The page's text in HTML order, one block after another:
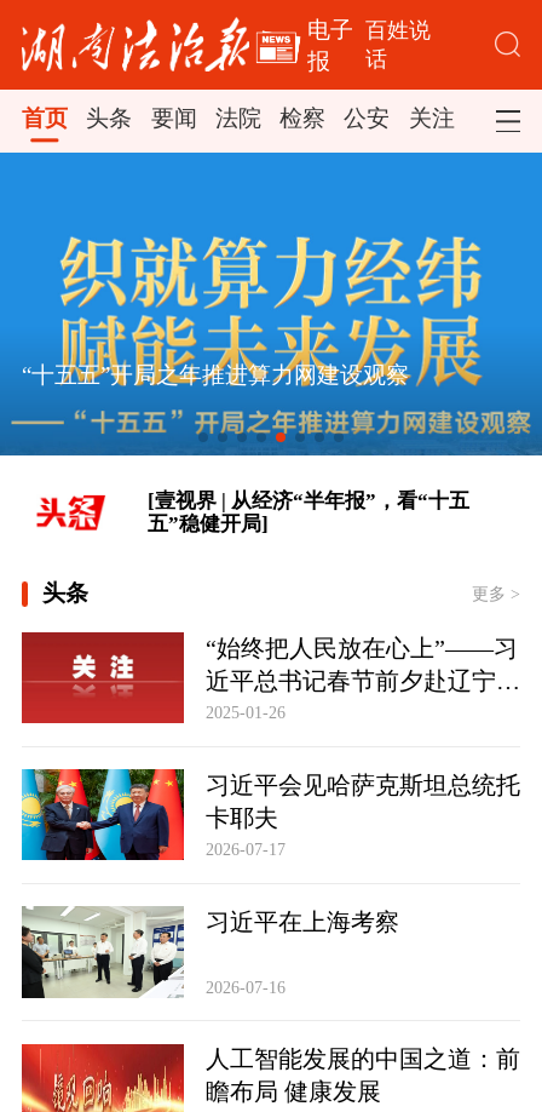
电子
报
百姓说
话
首页 头条 要闻 法院 检察 公安 关注 司法
“十五五”开局之年推进算力网建设观察
[微视频｜奋进开新局 实干挑大梁]
总书记的人民情怀｜“扎扎实实建设现
代化产业体系”
[壹视界 | 从经济“半年报”，看“十五
五”稳健开局]
总书记的人民情怀｜“扎扎实实建设现
代化产业体系”
头条 更多 >
“始终把人民放在心上”——习
近平总书记春节前夕赴辽宁看
望慰问基层干部群众纪实
2025-01-26
习近平会见哈萨克斯坦总统托
卡耶夫
2026-07-17
习近平在上海考察
2026-07-16
人工智能发展的中国之道：前
瞻布局 健康发展